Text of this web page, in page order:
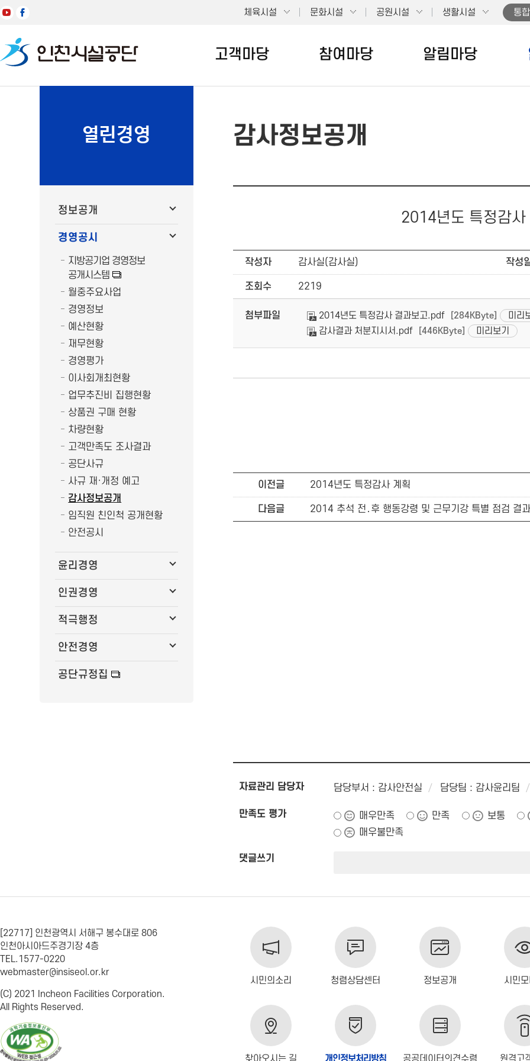
체육시설 문화시설 공원시설 생활시설 통
고객마당 참여마당 알림마당
열린경영
정보공개
경영공시
지방공기업 경영정보
공개시스템
월중주요사업
경영정보
예산현황
재무현황
경영평가
이사회개최현황
업무추진비 집행현황
상품권 구매 현황
차량현황
고객만족도 조사결과
공단사규
사규 재·개정 예고
감사정보공개
임직원 친인척 공개현황
안전공시
윤리경영
인권경영
적극행정
안전경영
공단규정집
감사정보공개
2014년도 특정감사
작성자 감사실(감사실) 작성
조회수 2219
첨부파일 2014년도 특정감사 결과보고.pdf [284KByte]
미리
감사결과 처분지시서.pdf
[446KByte] 미리보기
이전글 2014년도 특정감사 계획
다음글 2014 추석 전․후 행동강령 및 근무기강 특별 점검 결과
자료관리 담당자 담당부서 : 감사안전실 담당팀 : 감사윤리팀
만족도 평가 매우만족 만족 보통
매우불만족
댓글쓰기
[22717] 인천광역시 서해구 봉수대로 806
인천아시아드주경기장 4층
TEL.1577-0220
webmaster@insiseol.or.kr
(C) 2021 Incheon Facilities Corporation.
All Rights Reserved.
시민의소리 청렴상담센터 정보공개 시민
찾아오시는 길 개인정보처리방침 공공데이터의견수렴 원격고